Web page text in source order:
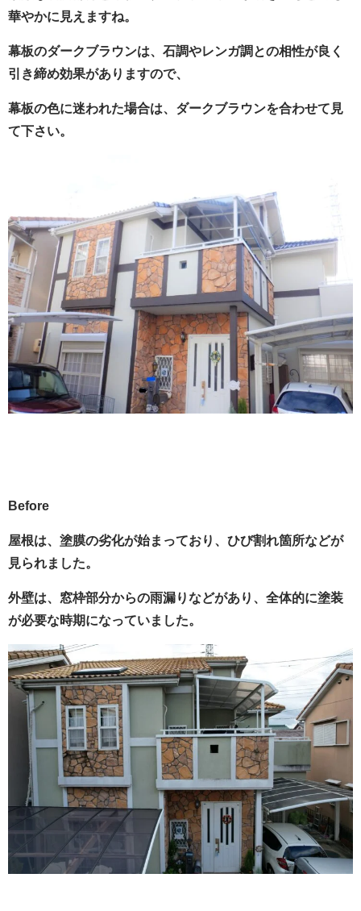
華やかに見えますね。
幕板のダークブラウンは、石調やレンガ調との相性が良く
引き締め効果がありますので、
幕板の色に迷われた場合は、ダークブラウンを合わせて見
て下さい。
Before
屋根は、塗膜の劣化が始まっており、ひび割れ箇所などが
見られました。
外壁は、窓枠部分からの雨漏りなどがあり、全体的に塗装
が必要な時期になっていました。